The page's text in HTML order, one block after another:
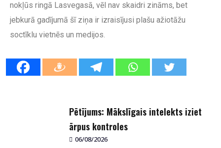
nokļūs ringā Lasvegasā, vēl nav skaidri zināms, bet
jebkurā gadījumā šī ziņa ir izraisījusi plašu ažiotāžu
soctīklu vietnēs un medijos.
Pētījums: Mākslīgais intelekts iziet
ārpus kontroles
06/08/2026